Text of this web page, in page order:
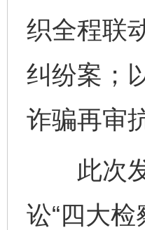
织全程联
纠纷案；
诈骗再审
此次发
讼“四大